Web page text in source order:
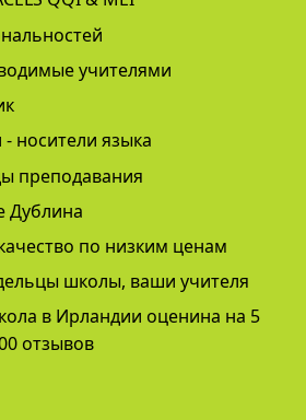
учителями
носители языка
преподавания
Дублина
по низким ценам
школы, ваши учителя
в Ирландии оценина на 5
отзывов